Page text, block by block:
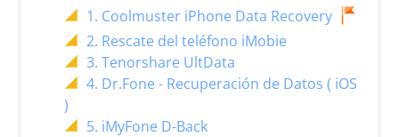
1. Coolmuster iPhone Data Recovery
2. Rescate del teléfono iMobie
3. Tenorshare UltData
4. Dr.Fone - Recuperación de Datos ( iOS
)
5. iMyFone D-Back